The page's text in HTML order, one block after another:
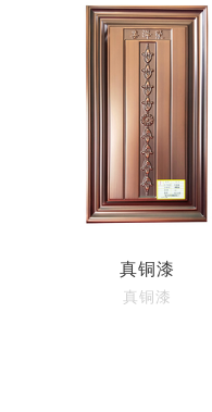
真铜漆
真铜漆